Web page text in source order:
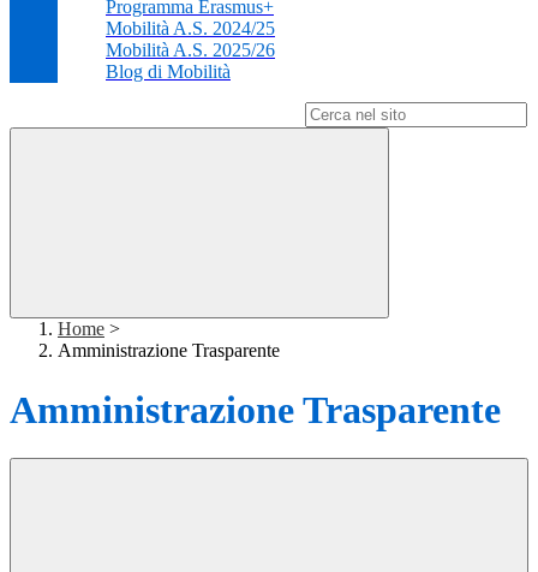
Programma Erasmus+
Mobilità A.S. 2024/25
Mobilità A.S. 2025/26
Blog di Mobilità
Home >
Amministrazione Trasparente
Amministrazione Trasparente